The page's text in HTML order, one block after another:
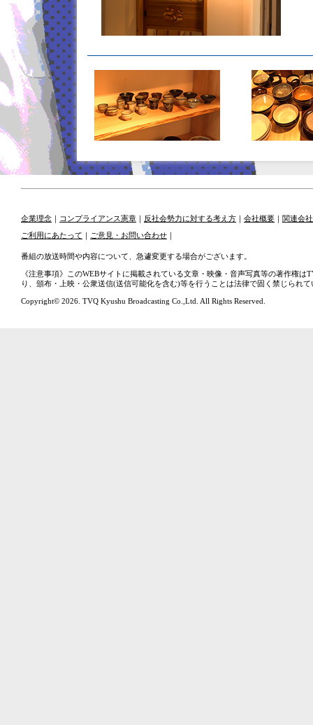
企業理念 ｜ コンプライアンス憲章 ｜ 反社会勢力に対する考え方 ｜ 会社概要 ｜ 関連会社
ご利用にあたって ｜ ご意見・お問い合わせ ｜
番組の放送時間や内容について、急遽変更する場合がございます。
《注意事項》このWEBサイトに掲載されている文章・映像・音声写真等の著作権
り、頒布・上映・公衆送信(送信可能化を含む)等を行うことは法律で固く禁じられて
Copyright© 2026. TVQ Kyushu Broadcasting Co.,Ltd. All Rights Reserved.